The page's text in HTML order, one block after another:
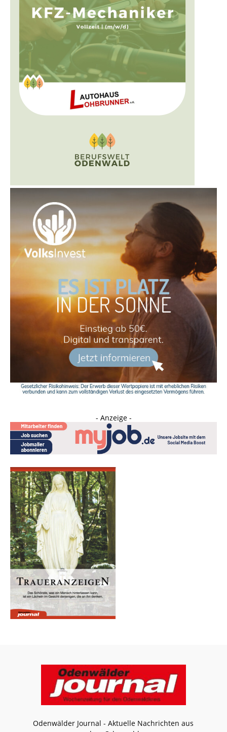
- Anzeige -
Odenwälder Journal - Aktuelle Nachrichten aus